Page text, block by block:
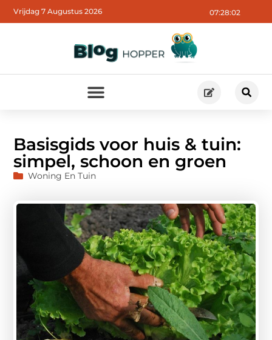
07:28:03
Vrijdag 7 Augustus 2026
Basisgids voor huis & tuin:
simpel, schoon en groen
Woning En Tuin